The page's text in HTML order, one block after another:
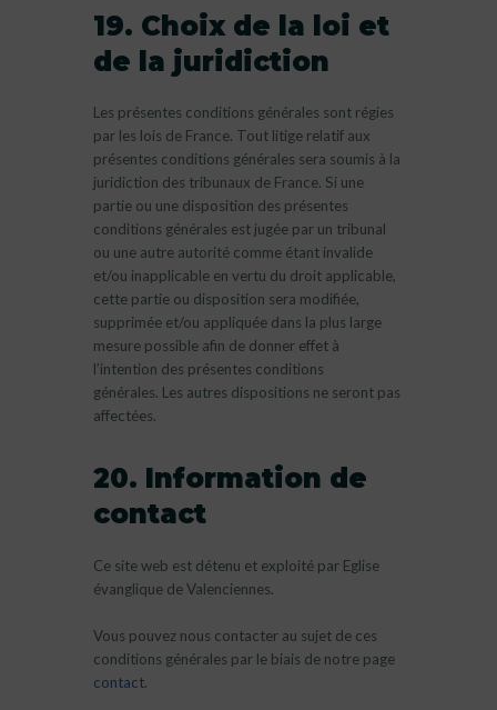
19. Choix de la loi et
de la juridiction
Les présentes conditions générales sont régies
par les lois de France. Tout litige relatif aux
présentes conditions générales sera soumis à la
juridiction des tribunaux de France. Si une
partie ou une disposition des présentes
conditions générales est jugée par un tribunal
ou une autre autorité comme étant invalide
et/ou inapplicable en vertu du droit applicable,
cette partie ou disposition sera modifiée,
supprimée et/ou appliquée dans la plus large
mesure possible afin de donner effet à
l’intention des présentes conditions
générales. Les autres dispositions ne seront pas
affectées.
20. Information de
contact
Ce site web est détenu et exploité par Eglise
évanglique de Valenciennes.
Vous pouvez nous contacter au sujet de ces
conditions générales par le biais de notre page
contact.